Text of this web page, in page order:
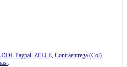
Paypal, ZELLE, Contraentrega (Col).
.